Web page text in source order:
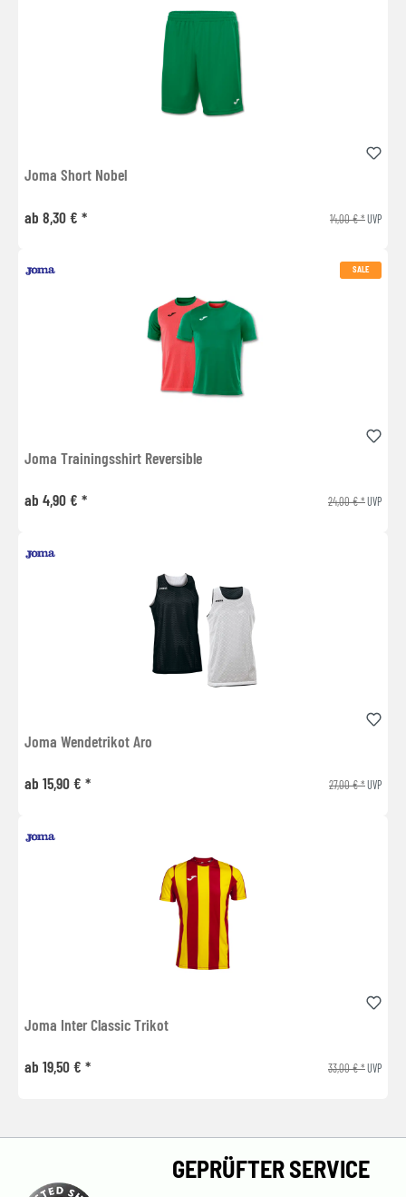
Joma Short Nobel
ab 8,30 € * 14,00 € *UVP
SALE
Joma Trainingsshirt Reversible
ab 4,90 € * 24,00 € *UVP
Joma Wendetrikot Aro
ab 15,90 € * 27,00 € *UVP
Joma Inter Classic Trikot
ab 19,50 € * 33,00 € *UVP
GEPRÜFTER SERVICE